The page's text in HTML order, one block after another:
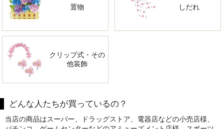
置物 しだれ
クリップ式・その
他装飾
どんな人たちが買っているの？
当店の商品はスーパー、ドラッグストア、電器店などの小売店様、